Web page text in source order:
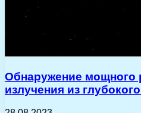
Обнаружение мощного
излучения из